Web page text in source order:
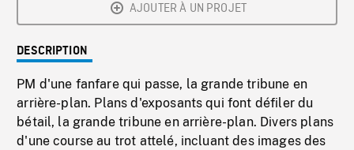
AJOUTER À UN PROJET
DESCRIPTION
PM d'une fanfare qui passe, la grande tribune en
arrière-plan. Plans d'exposants qui font défiler du
bétail, la grande tribune en arrière-plan. Divers plans
d'une course au trot attelé, incluant des images des